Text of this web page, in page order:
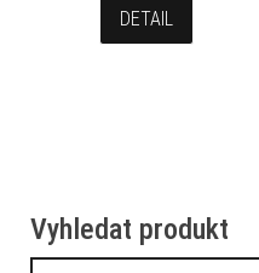
DETAIL
Vyhledat produkt